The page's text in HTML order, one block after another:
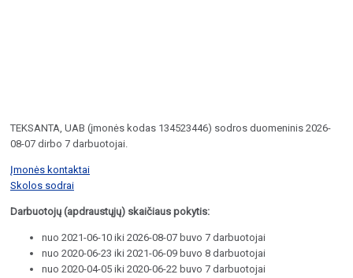
TEKSANTA, UAB (įmonės kodas 134523446) sodros duomeninis 2026-
08-07 dirbo 7 darbuotojai.
Įmonės kontaktai
Skolos sodrai
Darbuotojų (apdraustųjų) skaičiaus pokytis:
nuo 2021-06-10 iki 2026-08-07 buvo 7 darbuotojai
nuo 2020-06-23 iki 2021-06-09 buvo 8 darbuotojai
nuo 2020-04-05 iki 2020-06-22 buvo 7 darbuotojai